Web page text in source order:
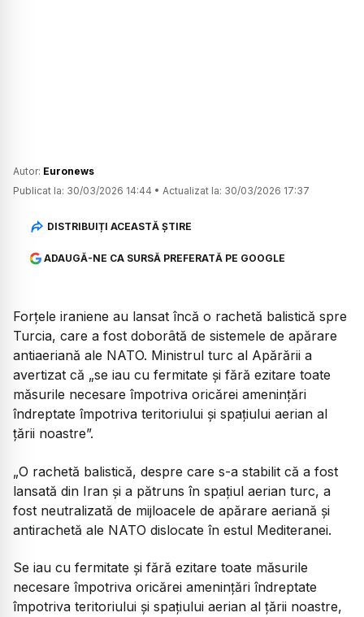
Autor: Euronews
Publicat la: 30/03/2026 14:44 • Actualizat la: 30/03/2026 17:37
DISTRIBUIȚI ACEASTĂ ȘTIRE
ADAUGĂ-NE CA SURSĂ PREFERATĂ PE GOOGLE
Forțele iraniene au lansat încă o rachetă balistică spre
Turcia, care a fost doborâtă de sistemele de apărare
antiaeriană ale NATO. Ministrul turc al Apărării a
avertizat că „se iau cu fermitate și fără ezitare toate
măsurile necesare împotriva oricărei amenințări
îndreptate împotriva teritoriului și spațiului aerian al
țării noastre”.
„O rachetă balistică, despre care s-a stabilit că a fost
lansată din Iran și a pătruns în spațiul aerian turc, a
fost neutralizată de mijloacele de apărare aeriană și
antirachetă ale NATO dislocate în estul Mediteranei.
Se iau cu fermitate și fără ezitare toate măsurile
necesare împotriva oricărei amenințări îndreptate
împotriva teritoriului și spațiului aerian al țării noastre,